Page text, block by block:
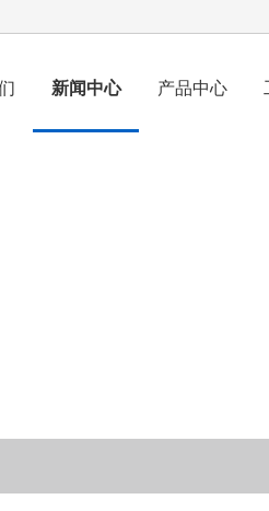
新闻中心 产品中心